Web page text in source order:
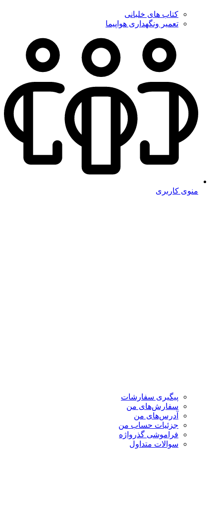
کتاب های خلبانی
تعمیر ونگهداری هواپیما
منوی کاربری
پیگیری سفارشات
سفارش‌های من
آدرس‌های من
جزئیات حساب من
فراموشی گذرواژه
سوالات متداول